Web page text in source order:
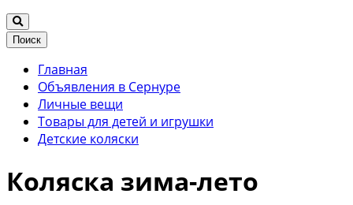
Поиск
Главная
Объявления в Сернуре
Личные вещи
Товары для детей и игрушки
Детские коляски
Коляска зима-лето